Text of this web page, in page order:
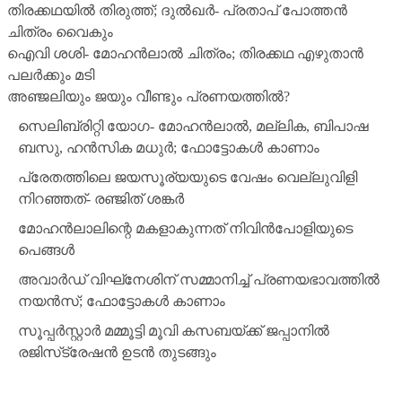
തിരക്കഥയില്‍ തിരുത്ത്; ദുല്‍ഖര്‍- പ്രതാപ് പോത്തന്‍
ചിത്രം വൈകും
ഐവി ശശി- മോഹന്‍ലാല്‍ ചിത്രം; തിരക്കഥ എഴുതാന്‍
പലര്‍ക്കും മടി
അഞ്ജലിയും ജയും വീണ്ടും പ്രണയത്തില്‍?
സെലിബ്രിറ്റി യോഗ- മോഹന്‍ലാല്‍, മല്ലിക, ബിപാഷ
ബസു, ഹന്‍സിക മധുര്‍; ഫോട്ടോകള്‍ കാണാം
പ്രേതത്തിലെ ജയസൂര്യയുടെ വേഷം വെല്ലുവിളി
നിറഞ്ഞത്- രഞ്ജിത് ശങ്കര്‍
മോഹന്‍ലാലിന്റെ മകളാകുന്നത് നിവിന്‍പോളിയുടെ
പെങ്ങള്‍
അവാര്‍ഡ് വിഘ്‌നേശിന് സമ്മാനിച്ച് പ്രണയഭാവത്തില്‍
നയന്‍സ്; ഫോട്ടോകള്‍ കാണാം
സൂപ്പര്‍സ്റ്റാര്‍ മമ്മൂട്ടി മൂവി കസബയ്ക്ക് ജപ്പാനില്‍
രജിസ്‌ട്രേഷന്‍ ഉടന്‍ തുടങ്ങും